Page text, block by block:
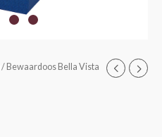
/ Bewaardoos Bella Vista